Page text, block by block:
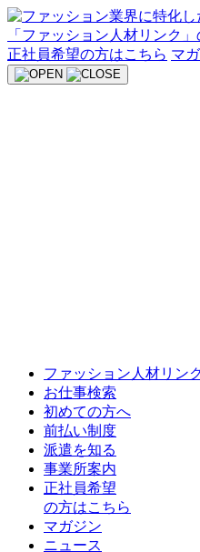
Skip
to
content
正社員希望の方はこちら マ
ファッション人材リン
お仕事検索
初めての方へ
前払い制度
派遣を知る
事業所案内
正社員希望
の方はこちら
マガジン
ニュース